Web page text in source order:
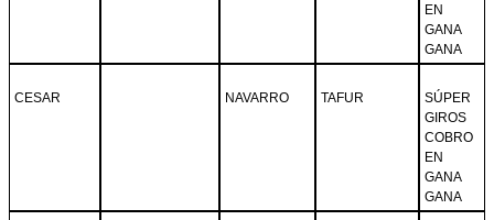
EN
GANA
GANA
CESAR NAVARRO TAFUR
SÚPER
GIROS
COBRO
EN
GANA
GANA